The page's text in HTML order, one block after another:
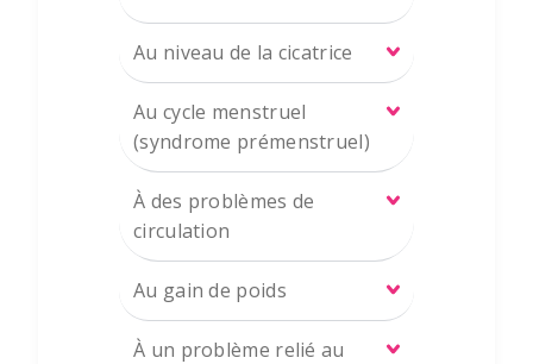
Au niveau de la cicatrice
Au cycle menstruel
(syndrome prémenstruel)
À des problèmes de
circulation
Au gain de poids
À un problème relié au